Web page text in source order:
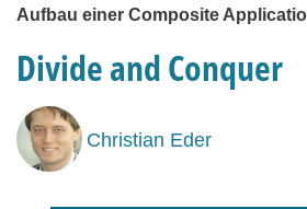
Aufbau einer Composite
Divide and Conquer
Christian Eder